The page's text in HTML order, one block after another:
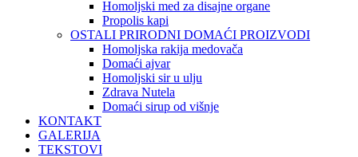
Homoljski med za disajne organe
Propolis kapi
OSTALI PRIRODNI DOMAĆI PROIZVODI
Homoljska rakija medovača
Domaći ajvar
Homoljski sir u ulju
Zdrava Nutela
Domaći sirup od višnje
KONTAKT
GALERIJA
TEKSTOVI